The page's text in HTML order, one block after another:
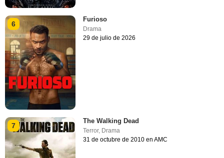
6
Furioso
Drama
29 de julio de 2026
7
The Walking Dead
Terror, Drama
31 de octubre de 2010 en AMC